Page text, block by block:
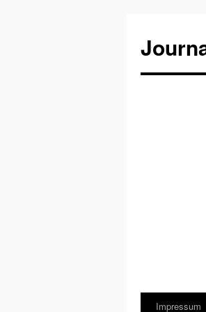
ZumImpressum